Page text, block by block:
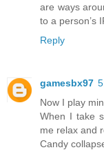
are ways
to a person’s
Reply
gamesbx97
Now I play
When I take
me relax and
Candy